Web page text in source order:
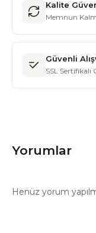
Kalite
Memnun
Güvenli
SSL Sertifikalı
Yorumlar
Henüz yorum